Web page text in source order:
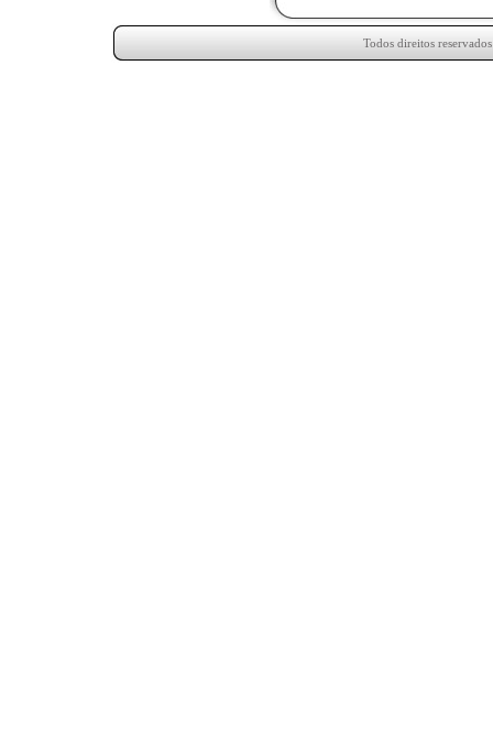
Todos direitos